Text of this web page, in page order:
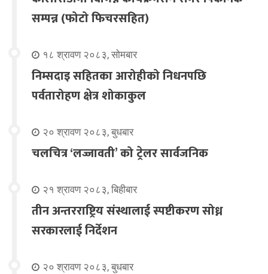
सम्पन्न (फोटो फिचरसहित)
१८ श्रावण २०८३, सोमबार
निम्सदाइ सहितका आरोहीको निधनपछि
पर्वतारोहण क्षेत्र शोकाकुल
२० श्रावण २०८३, बुधबार
चलचित्र ‘लज्जावती’ को ट्रेलर सार्वजनिक
२१ श्रावण २०८३, बिहीबार
तीन अन्तरराष्ट्रिय संस्थालाई स्पष्टीकरण सोध्न
सरकारलाई निर्देशन
२० श्रावण २०८३, बुधबार